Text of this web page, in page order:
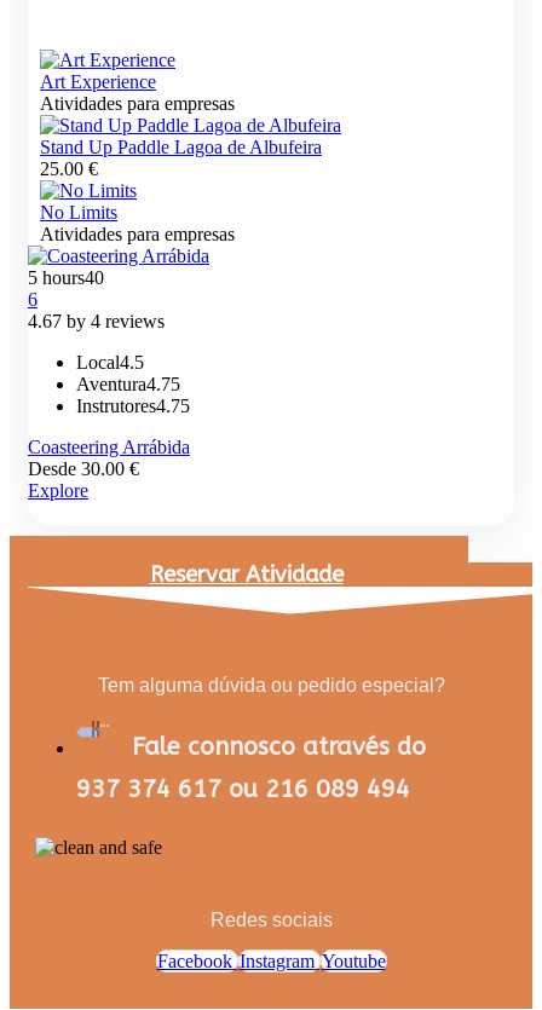
Art Experience
Atividades para empresas
Stand Up Paddle Lagoa de Albufeira
25.00 €
No Limits
Atividades para empresas
5 hours40
6
4.67 by 4 reviews
Local4.5
Aventura4.75
Instrutores4.75
Coasteering Arrábida
Desde 30.00 €
Explore
Reservar Atividade
Tem alguma dúvida ou pedido especial?
Fale connosco através do
937 374 617 ou 216 089 494
Redes sociais
Facebook Instagram Youtube